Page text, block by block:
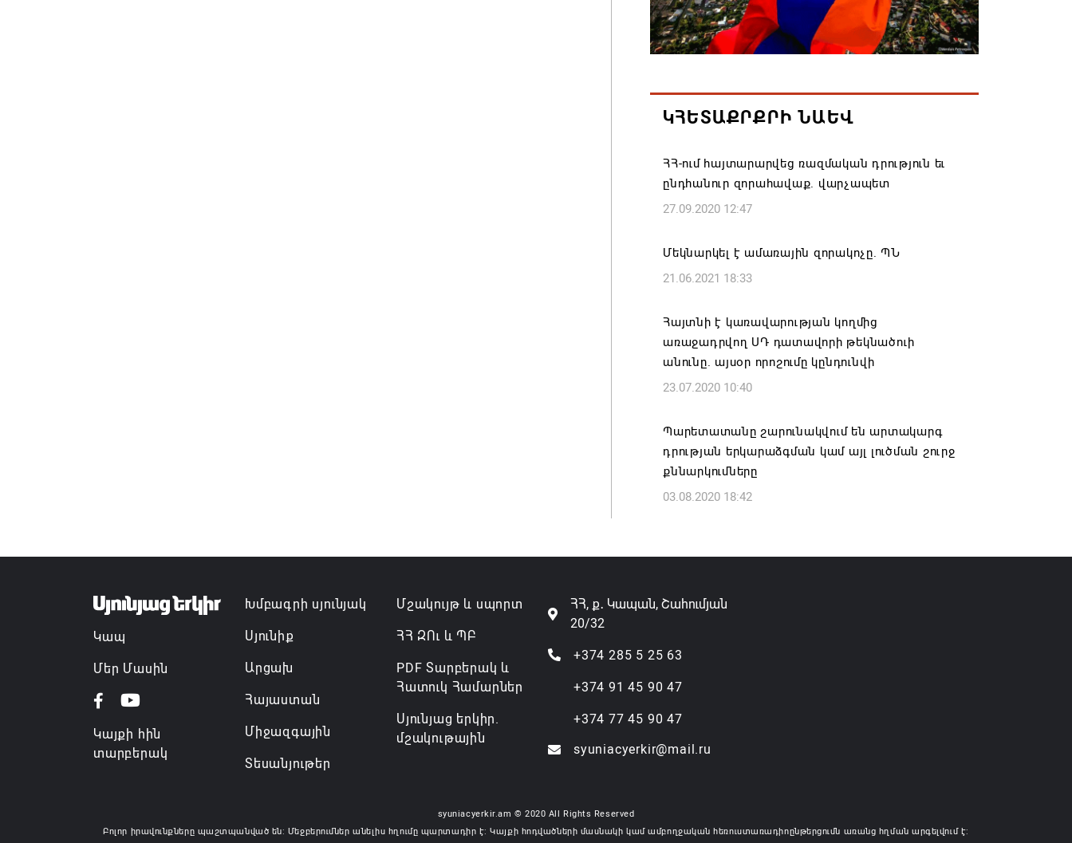
05.08.2026 16:32
05.08.2026 15:44
05.08.2026 14:27
պատգամավորը՝ ՔՊ-ականին
05.08.2026 12:08
Ամփոփվել են 2026թ. բուհական ընդունելության
արդյունքները. ՀՀ բուհերում այս տարի կսովորի
10958 առաջին կուրսեցի
05.08.2026 12:01
ԿՀԵՏԱՔՐՔՐԻ ՆԱԵՎ
ՀՀ-ում հայտարարվեց ռազմական դրություն եւ
ընդհանուր զորահավաք. վարչապետ
27.09.2020 12:47
Մեկնարկել է ամառային զորակոչը. ՊՆ
21.06.2021 18:33
Հայտնի է կառավարության կողմից
առաջադրվող ՍԴ դատավորի թեկնածուի
անունը. այսօր որոշումը կընդունվի
23.07.2020 10:40
Պարետատանը շարունակվում են արտակարգ
դրության երկարաձգման կամ այլ լուծման շուրջ
քննարկումները
03.08.2020 18:42
Կապ
Մեր Մասին
Կայքի հին
տարբերակ
Խմբագրի սյունյակ
Սյունիք
Արցախ
Հայաստան
Միջազգային
Տեսանյութեր
Մշակույթ և սպորտ
ՀՀ ԶՈւ և ՊԲ
PDF Տարբերակ և
Հատուկ Համարներ
Սյունյաց երկիր.
մշակութային
ՀՀ, ք․ Կապան, Շահումյան
20/32
+374 285 5 25 63
+374 91 45 90 47
+374 77 45 90 47
syuniacyerkir@mail.ru
syuniacyerkir.am © 2020 All Rights Reserved
Բոլոր իրավունքները պաշտպանված են: Մեջբերումներ անելիս հղումը պարտադիր է: Կայքի հոդվածների մասնակի կամ ամբողջական հեռուստառադիոընթերցումն առանց հղման արգելվում է: